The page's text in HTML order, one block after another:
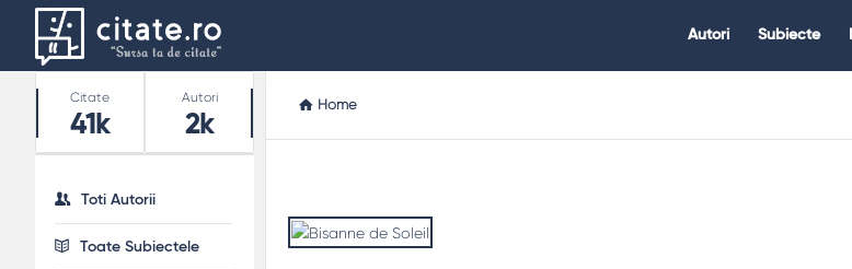
Citate.ro
Autori Subiecte
Home
Stats
Citate
41k
Autori
2k
Toti Autorii
Toate Subiectele